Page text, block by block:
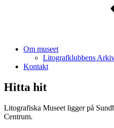
Om museet
Litografklubbens
Kontakt
Hitta hit
Litografiska Museet ligger på
Centrum.